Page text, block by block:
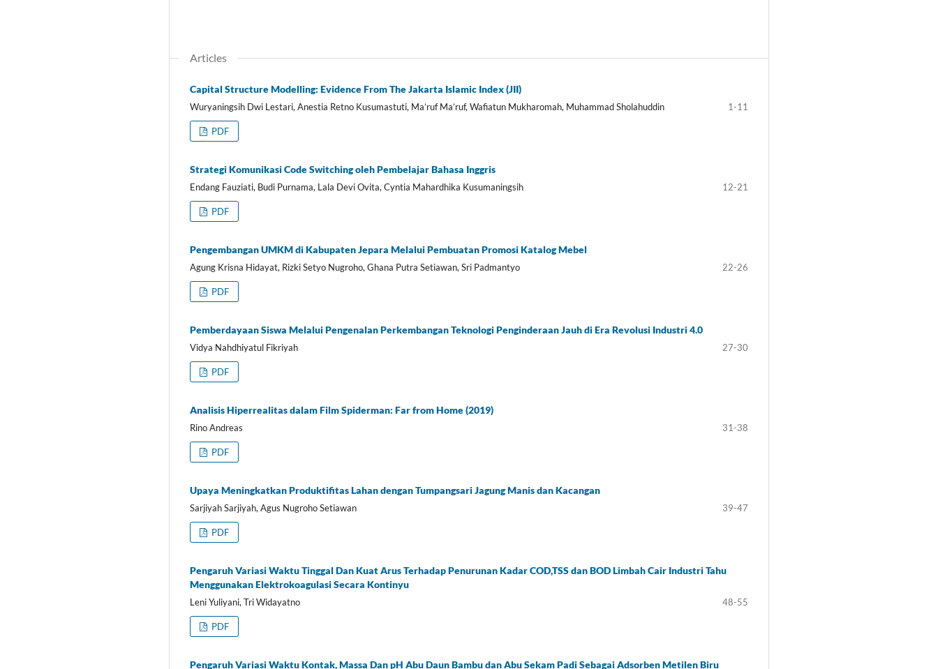
Articles
Capital Structure Modelling: Evidence From The Jakarta Islamic Index (JII)
Wuryaningsih Dwi Lestari, Anestia Retno Kusumastuti, Ma’ruf Ma’ruf, Wafiatun Mukharomah, Muhammad Sholahuddin 1-11
PDF
Strategi Komunikasi Code Switching oleh Pembelajar Bahasa Inggris
Endang Fauziati, Budi Purnama, Lala Devi Ovita, Cyntia Mahardhika Kusumaningsih 12-21
PDF
Pengembangan UMKM di Kabupaten Jepara Melalui Pembuatan Promosi Katalog Mebel
Agung Krisna Hidayat, Rizki Setyo Nugroho, Ghana Putra Setiawan, Sri Padmantyo 22-26
PDF
Pemberdayaan Siswa Melalui Pengenalan Perkembangan Teknologi Penginderaan Jauh di Era Revolusi Industri 4.0
Vidya Nahdhiyatul Fikriyah 27-30
PDF
Analisis Hiperrealitas dalam Film Spiderman: Far from Home (2019)
Rino Andreas 31-38
PDF
Upaya Meningkatkan Produktifitas Lahan dengan Tumpangsari Jagung Manis dan Kacangan
Sarjiyah Sarjiyah, Agus Nugroho Setiawan 39-47
PDF
Pengaruh Variasi Waktu Tinggal Dan Kuat Arus Terhadap Penurunan Kadar COD,TSS dan BOD Limbah Cair Industri Tahu
Menggunakan Elektrokoagulasi Secara Kontinyu
Leni Yuliyani, Tri Widayatno 48-55
PDF
Pengaruh Variasi Waktu Kontak, Massa Dan pH Abu Daun Bambu dan Abu Sekam Padi Sebagai Adsorben Metilen Biru